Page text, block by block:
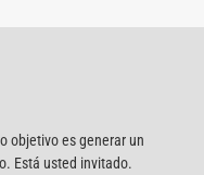
objetivo es generar un
Está usted invitado.